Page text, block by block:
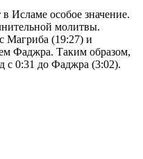
Исламе особое значение.
молитвы.
Магриба (19:27) и
Фаджра. Таким образом,
с 0:31 до Фаджра (3:02).